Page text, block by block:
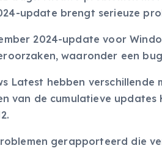
update brengt serieuze
2024-update voor
waaronder een
Latest hebben verschillende
van de cumulatieve updates
gerapporteerd die